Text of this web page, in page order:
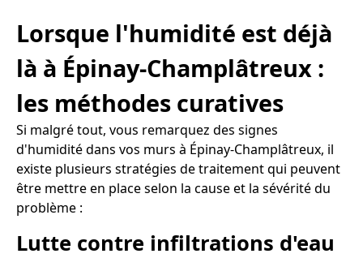
Lorsque l'humidité est déjà
là à Épinay-Champlâtreux :
les méthodes curatives
Si malgré tout, vous remarquez des signes
d'humidité dans vos murs à Épinay-Champlâtreux, il
existe plusieurs stratégies de traitement qui peuvent
être mettre en place selon la cause et la sévérité du
problème :
Lutte contre infiltrations d'eau